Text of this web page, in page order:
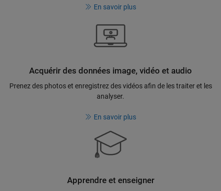
En savoir plus
Acquérir des données image, vidéo et audio
Prenez des photos et enregistrez des vidéos afin de les traiter et les
analyser.
En savoir plus
Apprendre et enseigner